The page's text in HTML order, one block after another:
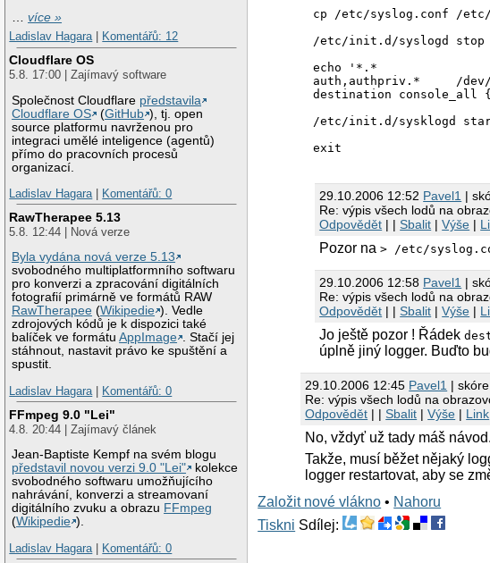
…více »
Ladislav Hagara| Komentářů: 12
Cloudflare OS
5.8. 17:00 | Zajímavý software
Společnost Cloudflare představila
Cloudflare OS
(GitHub ), tj. open
source platformu navrženou pro
integraci umělé inteligence (agentů)
přímo do pracovních procesů
organizací.
Ladislav Hagara| Komentářů: 0
RawTherapee 5.13
5.8. 12:44 | Nová verze
Byla vydána nová verze 5.13
svobodného multiplatformního softwaru
pro konverzi a zpracování digitálních
fotografií primárně ve formátů RAW
RawTherapee (Wikipedie ). Vedle
zdrojových kódů je k dispozici také
balíček ve formátuAppImage . Stačí jej
stáhnout, nastavit právo ke spuštění a
spustit.
Ladislav Hagara| Komentářů: 0
FFmpeg 9.0 "Lei"
4.8. 20:44 | Zajímavý článek
Jean-Baptiste Kempf na svém blogu
představil novou verzi 9.0 "Lei"
kolekce
svobodného softwaru umožňujícího
nahrávání, konverzi a streamovaní
digitálního zvuku a obrazu FFmpeg
(Wikipedie ).
Ladislav Hagara| Komentářů: 0
cp /etc/syslog.conf /etc/
/etc/init.d/syslogd stop
echo '*.*
auth,authpriv.*     /
destination
/etc/init.d/sysklogd
29.10.2006 12:52 Pavel1 |
Re: výpis všech lodů na
Odpovědět | |Sbalit |Výše |
Pozor na> /etc/
29.10.2006 12:58 Pavel1 |
Re: výpis všech lodů na
Odpovědět | |Sbalit |Výše |
Jo ještě pozor ! Řádek
úplně jiný logger. Buďto
29.10.2006 12:45 Pavel1 |
Re: výpis všech lodů na
Odpovědět | |Sbalit |Výše | Link
No, vždyť už tady máš návod.
Takže, musí běžet nějaký
logger restartovat, aby se
Založit nové vlákno • Nahoru
Tiskni Sdílej: